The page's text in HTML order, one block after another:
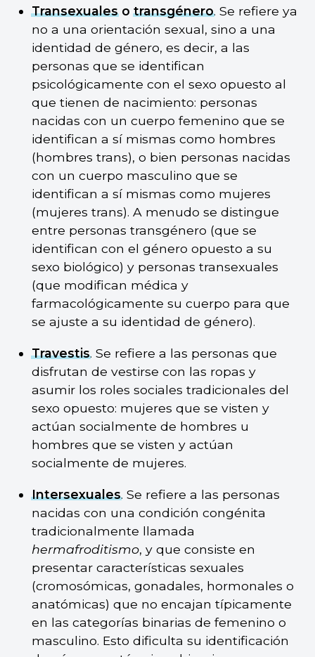
Transexualesotransgénero. Se refiere ya
no a una orientación sexual, sino a una
identidad de género, es decir, a las
personas que se identifican
psicológicamente con el sexo opuesto al
que tienen de nacimiento: personas
nacidas con un cuerpo femenino que se
identifican a sí mismas como hombres
(hombres trans), o bien personas nacidas
con un cuerpo masculino que se
identifican a sí mismas como mujeres
(mujeres trans). A menudo se distingue
entre personas transgénero (que se
identifican con el género opuesto a su
sexo biológico) y personas transexuales
(que modifican médica y
farmacológicamente su cuerpo para que
se ajuste a su identidad de género).
Travestis. Se refiere a las personas que
disfrutan de vestirse con las ropas y
asumir los roles sociales tradicionales del
sexo opuesto: mujeres que se visten y
actúan socialmente de hombres u
hombres que se visten y actúan
socialmente de mujeres.
Intersexuales. Se refiere a las personas
nacidas con una condición congénita
tradicionalmente llamada
hermafroditismo, y que consiste en
presentar características sexuales
(cromosómicas, gonadales, hormonales o
anatómicas) que no encajan típicamente
en las categorías binarias de femenino o
masculino. Esto dificulta su identificación